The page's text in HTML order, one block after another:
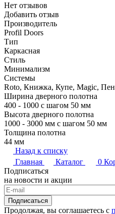
Нет отзывов
Добавить отзыв
Производитель
Profil Doors
Тип
Каркасная
Стиль
Минимализм
Системы
Roto, Книжка, Купе, Magic,
Ширина дверного полотна
400 - 1000 с шагом 50 мм
Высота дверного полотна
1000 - 3000 мм с шагом 50 мм
Толщина полотна
44 мм
Назад к списку
Главная
Каталог 0
Подписаться
на новости и акции
Подписаться
Продолжая, вы соглашаетесь с